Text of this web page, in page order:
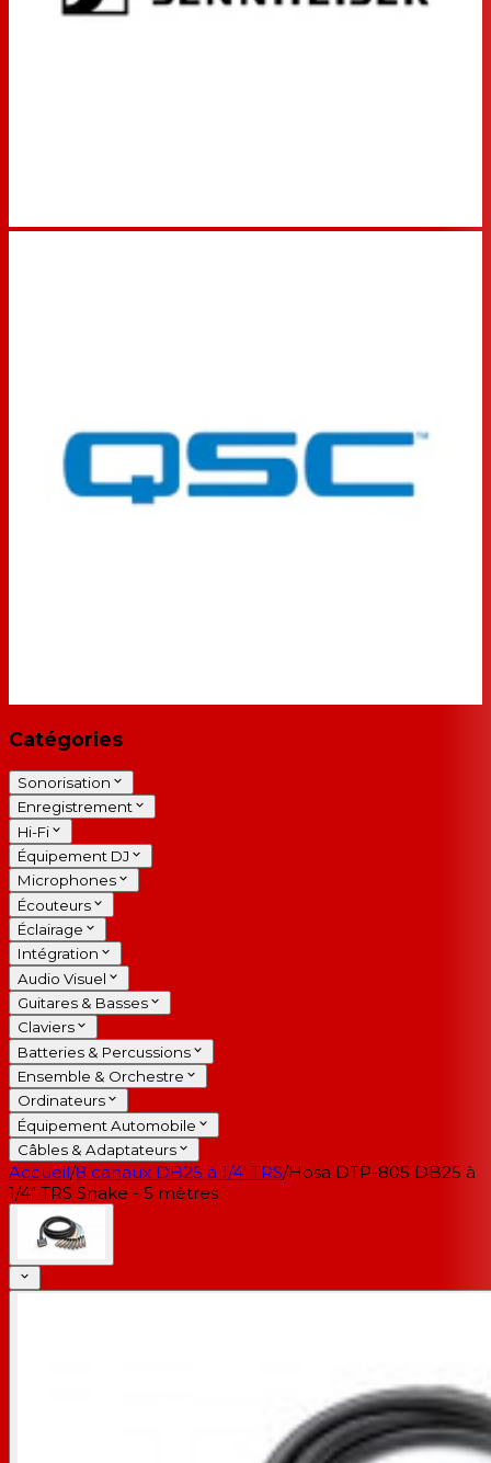
Catégories
Sonorisation
Enregistrement
Hi-Fi
Équipement DJ
Microphones
Écouteurs
Éclairage
Intégration
Audio Visuel
Guitares & Basses
Claviers
Batteries & Percussions
Ensemble & Orchestre
Ordinateurs
Équipement Automobile
Câbles & Adaptateurs
Accueil/8 canaux DB25 à 1/4' TRS/Hosa DTP-805 DB25 à
1/4" TRS Snake - 5 mètres